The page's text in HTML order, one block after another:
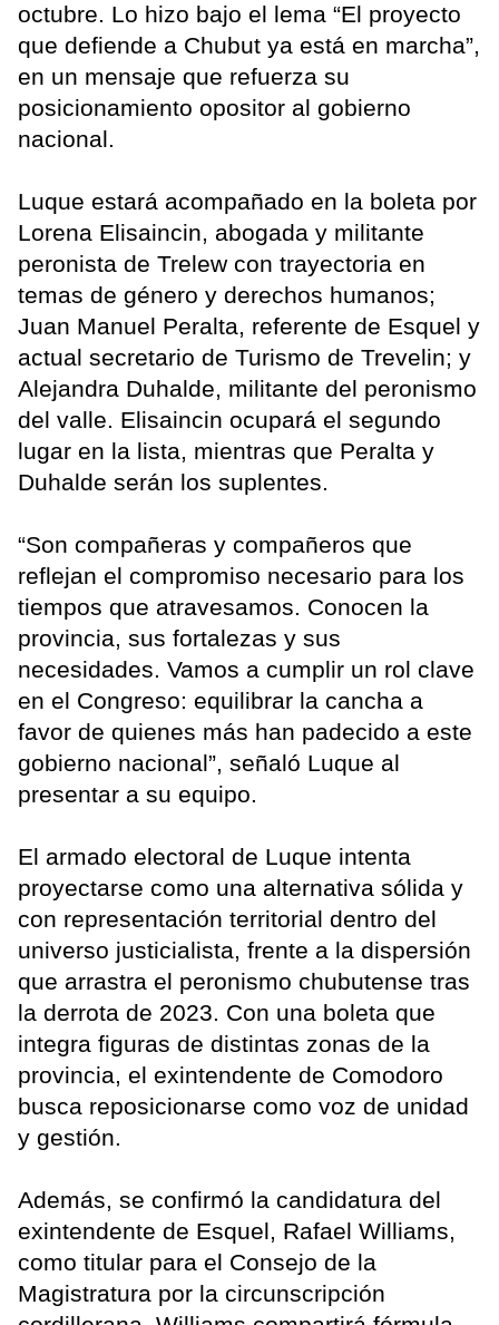
octubre. Lo hizo bajo el lema “El proyecto
que defiende a Chubut ya está en marcha”,
en un mensaje que refuerza su
posicionamiento opositor al gobierno
nacional.
Luque estará acompañado en la boleta por
Lorena Elisaincin, abogada y militante
peronista de Trelew con trayectoria en
temas de género y derechos humanos;
Juan Manuel Peralta, referente de Esquel y
actual secretario de Turismo de Trevelin; y
Alejandra Duhalde, militante del peronismo
del valle. Elisaincin ocupará el segundo
lugar en la lista, mientras que Peralta y
Duhalde serán los suplentes.
“Son compañeras y compañeros que
reflejan el compromiso necesario para los
tiempos que atravesamos. Conocen la
provincia, sus fortalezas y sus
necesidades. Vamos a cumplir un rol clave
en el Congreso: equilibrar la cancha a
favor de quienes más han padecido a este
gobierno nacional”, señaló Luque al
presentar a su equipo.
El armado electoral de Luque intenta
proyectarse como una alternativa sólida y
con representación territorial dentro del
universo justicialista, frente a la dispersión
que arrastra el peronismo chubutense tras
la derrota de 2023. Con una boleta que
integra figuras de distintas zonas de la
provincia, el exintendente de Comodoro
busca reposicionarse como voz de unidad
y gestión.
Además, se confirmó la candidatura del
exintendente de Esquel, Rafael Williams,
como titular para el Consejo de la
Magistratura por la circunscripción